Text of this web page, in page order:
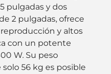
pulgadas y dos
2 pulgadas, ofrece
y altos
con un potente
W. Su peso
56 kg es posible